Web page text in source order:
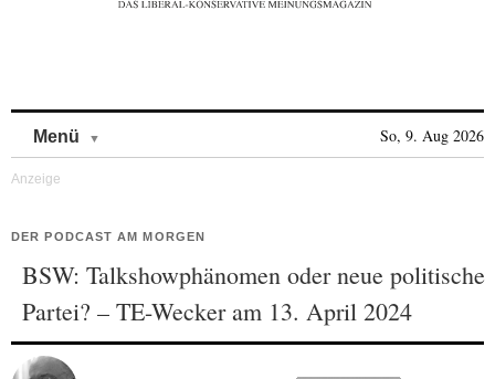
Menü So, 9. Aug 2026
DER PODCAST AM MORGEN
BSW: Talkshowphänomen oder neue politische
Partei? – TE-Wecker am 13. April 2024